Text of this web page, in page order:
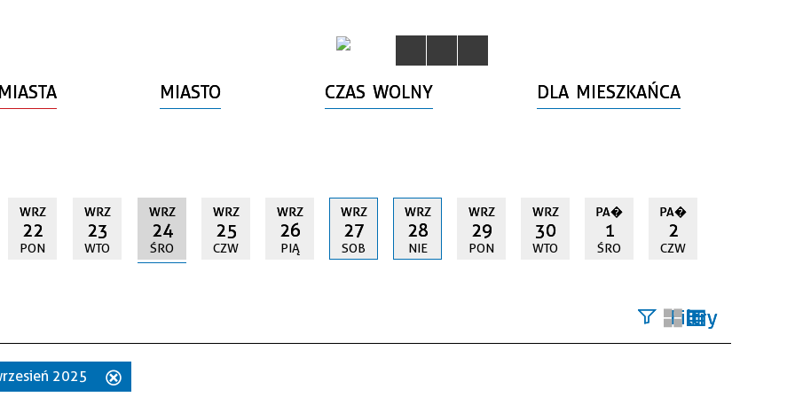
MIASTO CZAS WOLNY DLA MIESZKAŃCA
WRZ
22
PON
WRZ
23
WTO
WRZ
24
ŚRO
WRZ
25
CZW
WRZ
26
PIĄ
WRZ
27
SOB
WRZ
28
NIE
WRZ
29
PON
WRZ
30
WTO
PA�
1
ŚRO
PA�
2
CZW
Filtry
2025